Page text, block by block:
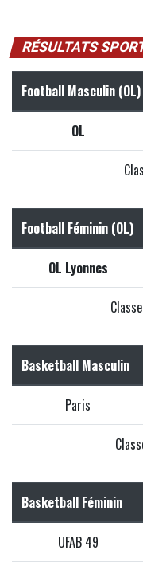
RÉSULTATS
Football Masculin (OL)
OL
Football Féminin (OL)
OL Lyonnes
Basketball Masculin
Paris
Basketball Féminin
UFAB 49